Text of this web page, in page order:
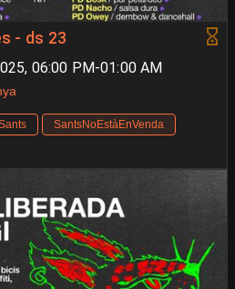
- ds 23
06:00 PM-01:00 AM
SantsNoEstàEnVenda